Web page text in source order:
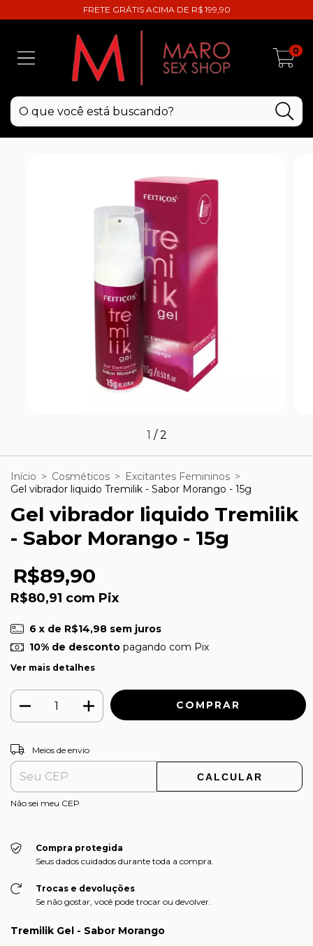
FRETE GRÁTIS ACIMA DE R$ 199,90
0
1 /2
Início > Cosméticos > Excitantes Femininos >
Gel vibrador liquido Tremilik - Sabor Morango - 15g
Gel vibrador liquido Tremilik
- Sabor Morango - 15g
R$89,90
R$80,91 com Pix
6 x de R$14,98 sem juros
10% de descontopagando com Pix
Ver mais detalhes
Entregas para o CEP:
Meios de envio
CALCULAR
Não sei meu CEP
Compra protegida
Seus dados cuidados durante toda a compra.
Trocas e devoluções
Se não gostar, você pode trocar ou devolver.
Tremilik Gel - Sabor Morango